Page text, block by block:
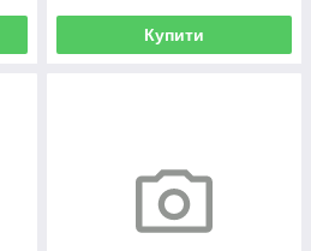
Купити